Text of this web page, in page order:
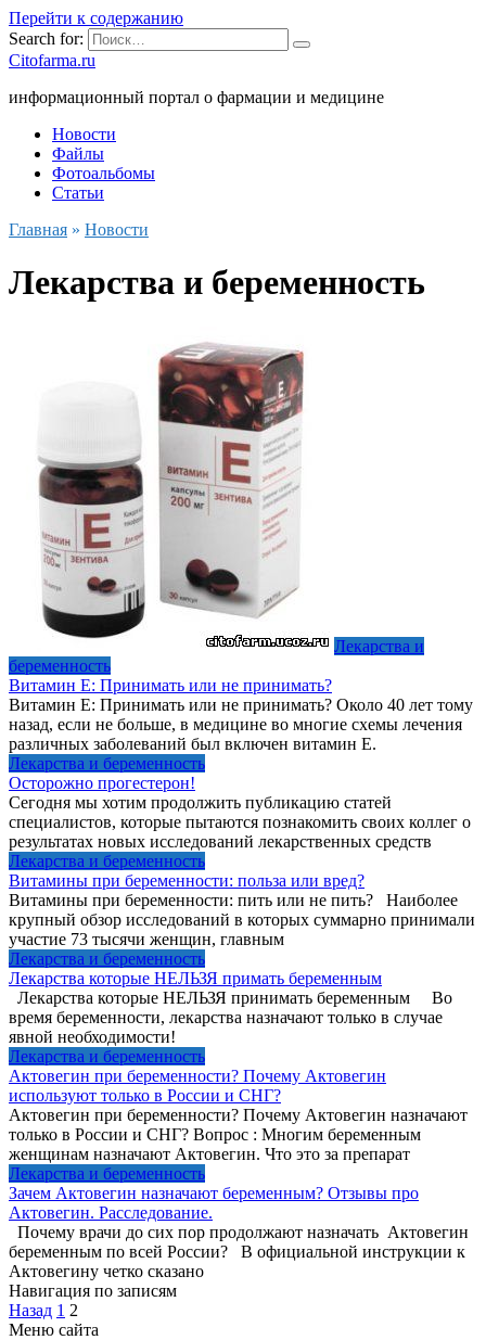
Перейти к содержанию
Search for:
Citofarma.ru
информационный портал о фармации и медицине
Новости
Файлы
Фотоальбомы
Статьи
Главная » Новости
Лекарства и беременность
Лекарства и
беременность
Витамин Е: Принимать или не принимать?
Витамин Е: Принимать или не принимать? Около 40 лет тому
назад, если не больше, в медицине во многие схемы лечения
различных заболеваний был включен витамин Е.
Лекарства и беременность
Осторожно прогестерон!
Сегодня мы хотим продолжить публикацию статей
специалистов, которые пытаются познакомить своих коллег о
результатах новых исследований лекарственных средств
Лекарства и беременность
Витамины при беременности: польза или вред?
Витамины при беременности: пить или не пить? Наиболее
крупный обзор исследований в которых суммарно принимали
участие 73 тысячи женщин, главным
Лекарства и беременность
Лекарства которые НЕЛЬЗЯ примать беременным
Лекарства которые НЕЛЬЗЯ принимать беременным Во
время беременности, лекарства назначают только в случае
явной необходимости!
Лекарства и беременность
Актовегин при беременности? Почему Актовегин
используют только в России и СНГ?
Актовегин при беременности? Почему Актовегин назначают
только в России и СНГ? Вопрос : Многим беременным
женщинам назначают Актовегин. Что это за препарат
Лекарства и беременность
Зачем Актовегин назначают беременным? Отзывы про
Актовегин. Расследование.
Почему врачи до сих пор продолжают назначать Актовегин
беременным по всей России? В официальной инструкции к
Актовегину четко сказано
Навигация по записям
Назад 1 2
Меню сайта